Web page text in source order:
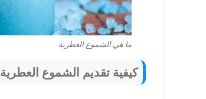
ما هي الشموع العطرية
كيفية تقديم الشموع العطرية